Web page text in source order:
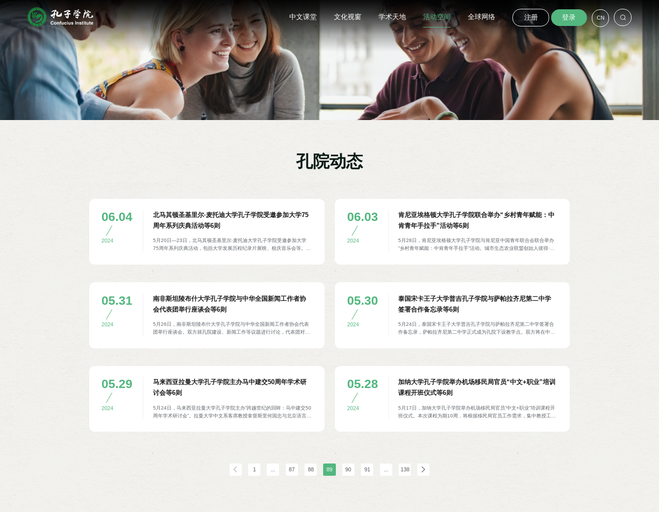
中文课堂 文化视窗 学术天地 活动空间 全球网络 注册 登录 CN
孔院动态
06.04
2024
北马其顿圣基里尔·麦托迪大学孔子学院受邀参加大学75
周年系列庆典活动等6则
5月20日—23日，北马其顿圣基里尔·麦托迪大学孔子学院受邀参加大学
75周年系列庆典活动，包括大学发展历程纪录片展映、校庆音乐会等。活
顿中文教学和两国文化交流互鉴做出的积极贡献表示肯定与赞扬。大学校
06.03
2024
肯尼亚埃格顿大学孔子学院联合举办“乡村青年赋能：中
肯青年手拉手”活动等6则
5月28日，肯尼亚埃格顿大学孔子学院与肯尼亚中国青年联合会联合举办
“乡村青年赋能：中肯青年手拉手”活动。城市生态农业联盟创始人彼得·旺
农业领域的发展、中国乡村振兴计划等做主旨报告，与会人员围绕中肯农
Breitegger），肯尼亚农业官员、中非青年代表等40余人参加。
05.31
2024
南非斯坦陵布什大学孔子学院与中华全国新闻工作者协
会代表团举行座谈会等6则
5月26日，南非斯坦陵布什大学孔子学院与中华全国新闻工作者协会代表
团举行座谈会。双方就孔院建设、新闻工作等议题进行讨论，代表团对孔
会书记处书记吴旭、上海报业集团纪委书记吕晓慧、湖南广播电视台副台
05.30
2024
泰国宋卡王子大学普吉孔子学院与萨帕拉齐尼第二中学
签署合作备忘录等6则
5月24日，泰国宋卡王子大学普吉孔子学院与萨帕拉齐尼第二中学签署合
作备忘录，萨帕拉齐尼第二中学正式成为孔院下设教学点。双方将在中文
颂恩（Sakda Paisomboon）、孔院中方院长李文宏、师生代表等参加。
05.29
2024
马来西亚拉曼大学孔子学院主办马中建交50周年学术研
讨会等6则
5月24日，马来西亚拉曼大学孔子学院主办“跨越世纪的回眸：马中建交50
周年学术研讨会”。拉曼大学中文系客席教授拿督斯里何国忠与北京语言大
主席丹斯里拿督斯里陈祖排、校长拿督尤芳达，中国德州学院校长赵长
林，孔院马方院长张晓威、中方院长马应心及中马两国专家学者等近80人
05.28
2024
加纳大学孔子学院举办机场移民局官员“中文+职业”培训
课程开班仪式等6则
5月17日，加纳大学孔子学院举办机场移民局官员“中文+职业”培训课程开
班仪式。本次课程为期10周，将根据移民局官员工作需求，集中教授工作
（Edith Penelope Arhin），孔院加方院长克莱门特·阿帕（Clement
1 87 88 89 90 91 138